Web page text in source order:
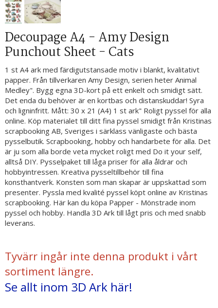
Decoupage A4 - Amy Design
Punchout Sheet - Cats
1 st A4 ark med färdigutstansade motiv i blankt, kvalitativt
papper. Från tillverkaren Amy Design, serien heter Animal
Medley". Bygg egna 3D-kort på ett enkelt och smidigt sätt.
Det enda du behöver är en kortbas och distanskuddar! Syra
och ligninfritt. Mått: 30 x 21 (A4) 1 st ark" Roligt pyssel för alla
online. Köp materialet till ditt fina pyssel smidigt från Kristinas
scrapbooking AB, Sveriges i särklass vänligaste och bästa
pysselbutik. Scrapbooking, hobby och handarbete för alla. Det
är ju som alla borde veta mycket roligt med Do it your self,
alltså DIY. Pysselpaket till låga priser för alla åldrar och
hobbyintressen. Kreativa pysseltillbehör till fina
konsthantverk. Konsten som man skapar är uppskattad som
presenter. Pyssla med kvalité pyssel köpt online av Kristinas
scrapbooking. Här kan du köpa Papper - Mönstrade inom
pyssel och hobby. Handla 3D Ark till lågt pris och med snabb
leverans.
Tyvärr ingår inte denna produkt i vårt
sortiment längre.
Se allt inom 3D Ark här!